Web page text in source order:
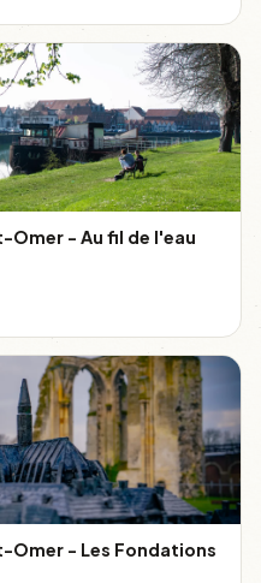
- Au fil de l'eau
Omer - Les Fondations